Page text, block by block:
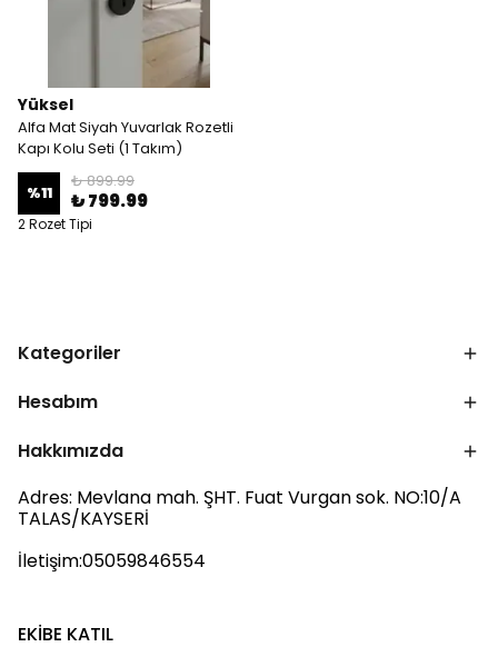
Yüksel
Alfa Mat Siyah Yuvarlak Rozetli
Kapı Kolu Seti (1 Takım)
%11
₺ 899.99
₺ 799.99
2 Rozet Tipi
Kategoriler
Hesabım
Hakkımızda
Adres: Mevlana mah. ŞHT. Fuat Vurgan sok. NO:10/A
TALAS/KAYSERİ
İletişim:05059846554
EKİBE KATIL